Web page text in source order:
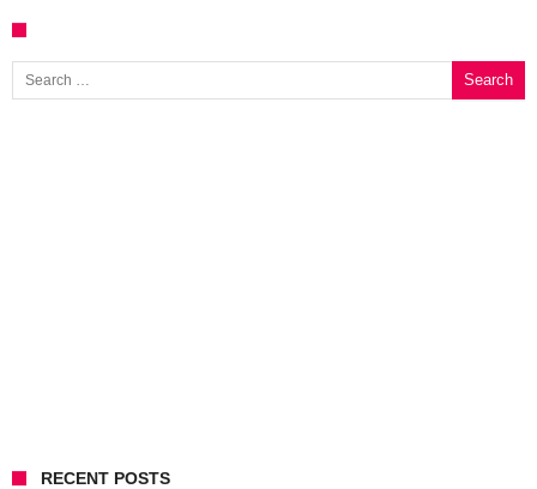
Search for:
RECENT POSTS